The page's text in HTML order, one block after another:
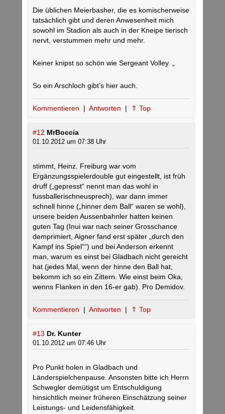
Die üblichen Meierbasher, die es komischerweise
tatsächlich gibt und deren Anwesenheit mich
sowohl im Stadion als auch in der Kneipe tierisch
nervt, verstummen mehr und mehr.
Keiner knipst so schön wie Sergeant Volley. „
So ein Arschloch gibt’s hier auch.
Kommentieren | Antworten | ⇑ Top
#12 MrBoccia
01.10.2012 um 07:38 Uhr
stimmt, Heinz. Freiburg war vom
Ergänzungsspielerdouble gut eingestellt, ist früh
druff („gepresst“ nennt man das wohl in
fussballerischneusprech), war dann immer
schnell hinne („hinner dem Ball“ waren se wohl),
unsere beiden Aussenbahnler hatten keinen
guten Tag (Inui war nach seiner Grosschance
demprimiert, Aigner fand erst später „durch den
Kampf ins Spiel““) und bei Anderson erkennt
man, warum es einst bei Gladbach nicht gereicht
hat (jedes Mal, wenn der hinne den Ball hat,
bekomm ich so ein Zittern. Wie einst beim Oka,
wenns Flanken in den 16-er gab). Pro Demidov.
Kommentieren | Antworten | ⇑ Top
#13 Dr. Kunter
01.10.2012 um 07:46 Uhr
Pro Punkt holen in Gladbach und
Länderspielchenpause. Ansonsten bitte ich Herrn
Schwegler demütigst um Entschuldigung
hinsichtlich meiner früheren Einschätzung seiner
Leistungs- und Leidensfähigkeit.